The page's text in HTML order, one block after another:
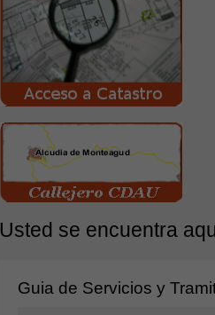
Usted se encuentra
Guia de Servicios y